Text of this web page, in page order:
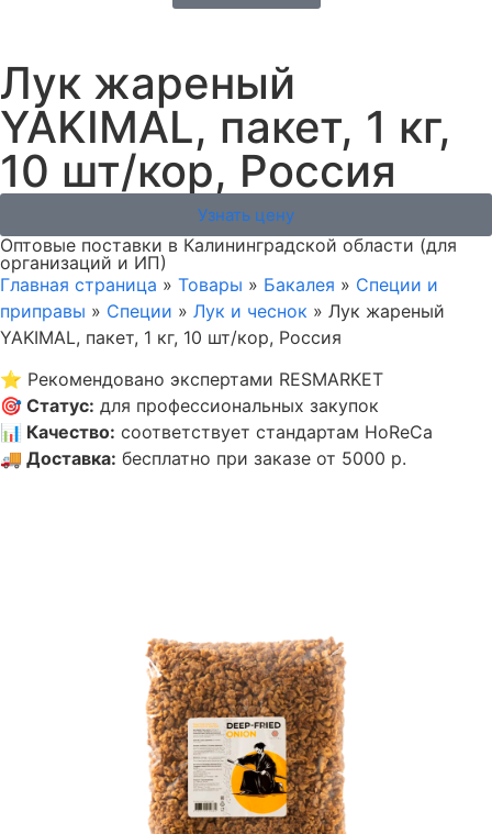
Лук жареный
YAKIMAL, пакет, 1 кг,
10 шт/кор, Россия
Узнать цену
Оптовые поставки в Калининградской области (для
организаций и ИП)
Главная страница » Товары » Бакалея » Специи и
приправы » Специи » Лук и чеснок » Лук жареный
YAKIMAL, пакет, 1 кг, 10 шт/кор, Россия
⭐ Рекомендовано экспертами RESMARKET
🎯 Статус: для профессиональных закупок
📊 Качество: соответствует стандартам HoReCa
🚚 Доставка: бесплатно при заказе от 5000 р.